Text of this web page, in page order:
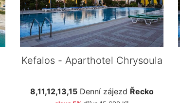
Kefalos - Aparthotel Chrysoula
8,11,12,13,15Denní zájezd Řecko